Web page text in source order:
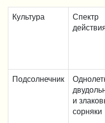
Культура
Спектр
Подсолнечник
и
сорняки